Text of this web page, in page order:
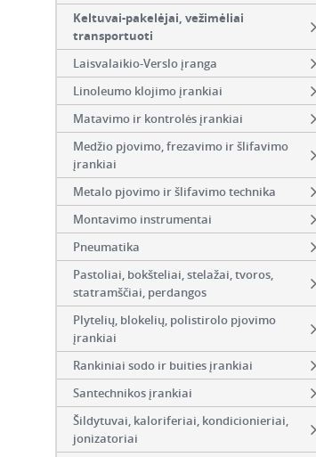
Keltuvai-pakelėjai, vežimėliai
transportuoti
Laisvalaikio-Verslo įranga
Linoleumo klojimo įrankiai
Matavimo ir kontrolės įrankiai
Medžio pjovimo, frezavimo ir šlifavimo
įrankiai
Metalo pjovimo ir šlifavimo technika
Montavimo instrumentai
Pneumatika
Pastoliai, bokšteliai, stelažai, tvoros,
statramščiai, perdangos
Plytelių, blokelių, polistirolo pjovimo
įrankiai
Rankiniai sodo ir buities įrankiai
Santechnikos įrankiai
Šildytuvai, kaloriferiai, kondicionieriai,
jonizatoriai